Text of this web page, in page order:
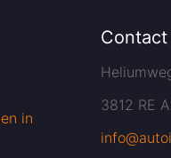
in
Contact
3812 RE